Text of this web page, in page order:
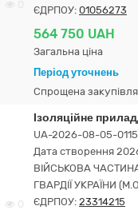
ЄДРПОУ: 01056273
564 750 UAH
Загальна ціна
Період уточнень
Спрощена закупівля
0
Ізоляційне
UA-2026-08-05-
Дата створення
ВІЙСЬКОВА
ГВАРДІЇ УКРАЇНИ
ЄДРПОУ: 23314215